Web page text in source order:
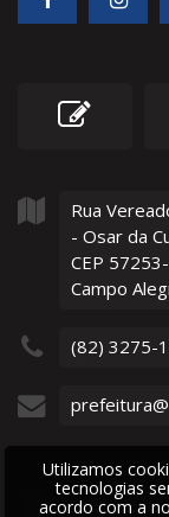
Rua
- Osar da
CEP
Campo
(82) 3275-
Utilizamos
tecnologias
acordo com a